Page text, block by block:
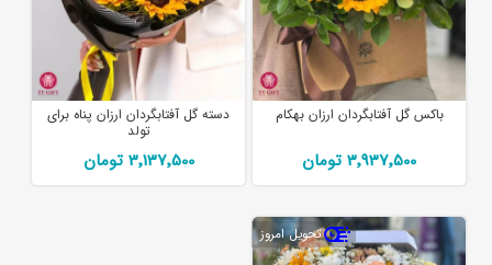
باکس گل آفتابگردان ارزان بهکام
3٬937٬500 تومان
دسته گل آفتابگردان ارزان پناه برای
تولد
3٬137٬500 تومان
تحویل امروز